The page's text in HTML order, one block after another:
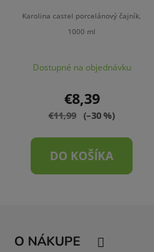
Karolina castel porcelánový čajník,
1000 ml
Dostupné na objednávku
€8,39
€11,99 (–30 %)
DO KOŠÍKA
O NÁKUPE